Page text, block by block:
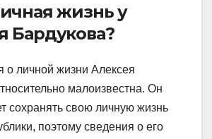
жизнь у
Бардукова?
личной жизни Алексея
малоизвестна. Он
сохранять свою личную жизнь
поэтому сведения о его